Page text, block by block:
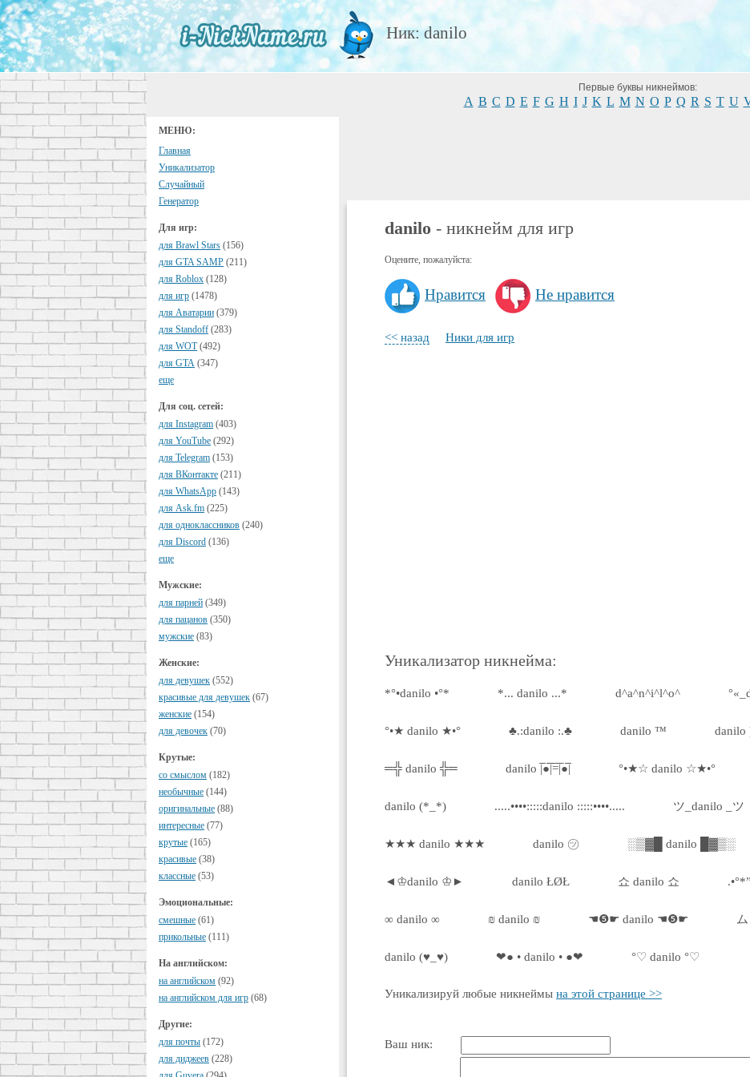
Ник: danilo
МЕНЮ:
Главная
Уникализатор
Случайный
Генератор
Для игр:
для Brawl Stars (156)
для GTA SAMP (211)
для Roblox (128)
для игр (1478)
для Аватарии (379)
для Standoff (283)
для WOT (492)
для GTA (347)
еще
Для соц. сетей:
для Instagram (403)
для YouTube (292)
для Telegram (153)
для ВКонтакте (211)
для WhatsApp (143)
для Ask.fm (225)
для одноклассников (240)
для Discord (136)
еще
Мужские:
для парней (349)
для пацанов (350)
мужские (83)
Женские:
для девушек (552)
красивые для девушек (67)
женские (154)
для девочек (70)
Крутые:
cо смыслом (182)
необычные (144)
оригинальные (88)
интересные (77)
крутые (165)
красивые (38)
классные (53)
Эмоциональные:
смешные (61)
прикольные (111)
На английском:
на английском (92)
на английском для игр (68)
Другие:
для почты (172)
для диджеев (228)
Первые буквы никнеймов:
A B C D E F G H I J K L M N O P Q R S T U
danilo - никнейм для игр
Оцените, пожалуйста:
Нравится Не нравится
<< назад Ники для игр
Уникализатор никнейма:
*°•danilo •°* *... danilo ...* d^a^n^i^l^o^
°•★ danilo ★•° ♣.:danilo :.♣ danilo ™ danilo
═╬ danilo ╬═ danilo |̅̅●̅̅|̅̅=̅̅|̅●̅̅| °•★☆ danilo ☆★•°
danilo (*_*) .....••••:::::danilo :::::••••..... ツ_danilo _ツ
★★★ danilo ★★★ danilo ㋡ ░▒▓█ danilo █▓▒░
◄♔danilo ♔► danilo ŁØŁ 쇼 danilo 쇼
∞ danilo ∞ ₪ danilo ₪ ☚❺☛ danilo ☚❺☛
danilo (♥_♥) ❤● • danilo • ●❤ °♡ danilo °♡
Уникализируй любые никнеймы на этой странице >>
Ваш ник: